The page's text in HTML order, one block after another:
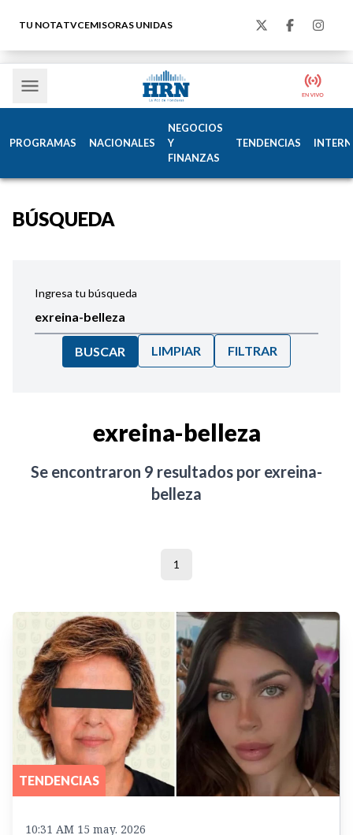
TU NOTATVCEMISORAS UNIDAS
PROGRAMAS NACIONALES
NEGOCIOS
Y
FINANZAS
TENDENCIAS
BÚSQUEDA
Ingresa tu búsqueda
BUSCAR LIMPIAR FILTRAR
exreina-belleza
Se encontraron 9 resultados por exreina-
belleza
1
TENDENCIAS
10:31 AM 15 may. 2026